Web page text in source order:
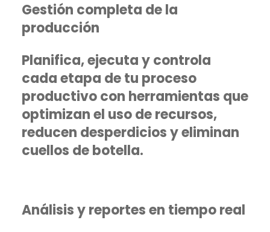
Gestión completa de la
producción
Planifica, ejecuta y controla
cada etapa de tu proceso
productivo con herramientas que
optimizan el uso de recursos,
reducen desperdicios y eliminan
cuellos de botella.
Análisis y reportes en tiempo real